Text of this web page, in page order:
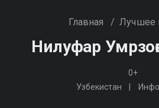
Главная / Лучшее
Нилуфар
0+
Узбекистан